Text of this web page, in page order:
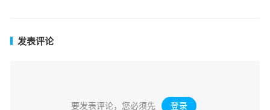
发表评论
要发表评论，您必须先 登录 。